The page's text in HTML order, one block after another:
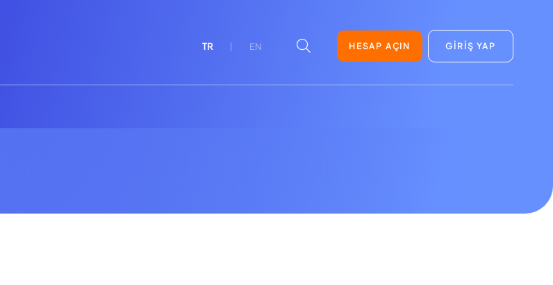
TR EN HESAP AÇIN GİRİŞ YAP